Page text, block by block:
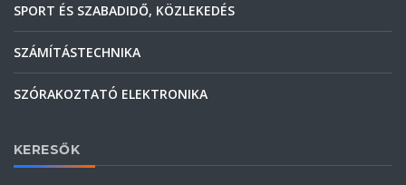
SPORT ÉS SZABADIDŐ, KÖZLEKEDÉS
SZÁMÍTÁSTECHNIKA
SZÓRAKOZTATÓ ELEKTRONIKA
KERESŐK